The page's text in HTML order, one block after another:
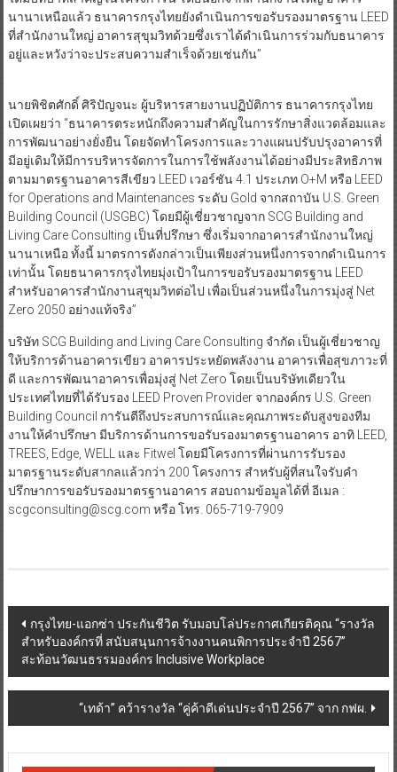
นานาเหนือแล้ว ธนาคารกรุงไทยยังดำเนินการขอรับรองมาตรฐาน LEED
ที่สำนักงานใหญ่ อาคารสุขุมวิทด้วยซึ่งเราได้ดำเนินการร่วมกับธนาคาร
อยู่และหวังว่าจะประสบความสำเร็จด้วยเช่นกัน”
นายพิชิตศักดิ์ ศิริปัญจนะ ผู้บริหารสายงานปฏิบัติการ ธนาคารกรุงไทย
เปิดเผยว่า “ธนาคารตระหนักถึงความสำคัญในการรักษาสิ่งแวดล้อมและ
การพัฒนาอย่างยั่งยืน โดยจัดทำโครงการและวางแผนปรับปรุงอาคารที่
มีอยู่เดิมให้มีการบริหารจัดการในการใช้พลังงานได้อย่างมีประสิทธิภาพ
ตามมาตรฐานอาคารสีเขียว LEED เวอร์ชัน 4.1 ประเภท O+M หรือ LEED
for Operations and Maintenances ระดับ Gold จากสถาบัน U.S. Green
Building Council (USGBC) โดยมีผู้เชี่ยวชาญจาก SCG Building and
Living Care Consulting เป็นที่ปรึกษา ซึ่งเริ่มจากอาคารสำนักงานใหญ่
นานาเหนือ ทั้งนี้ มาตรการดังกล่าวเป็นเพียงส่วนหนึ่งการจากดำเนินการ
เท่านั้น โดยธนาคารกรุงไทยมุ่งเป้าในการขอรับรองมาตรฐาน LEED
สำหรับอาคารสำนักงานสุขุมวิทต่อไป เพื่อเป็นส่วนหนึ่งในการมุ่งสู่ Net
Zero 2050 อย่างแท้จริง”
บริษัท SCG Building and Living Care Consulting จำกัด เป็นผู้เชี่ยวชาญ
ให้บริการด้านอาคารเขียว อาคารประหยัดพลังงาน อาคารเพื่อสุขภาวะที่
ดี และการพัฒนาอาคารเพื่อมุ่งสู่ Net Zero โดยเป็นบริษัทเดียวใน
ประเทศไทยที่ได้รับรอง LEED Proven Provider จากองค์กร U.S. Green
Building Council การันตีถึงประสบการณ์และคุณภาพระดับสูงของทีม
งานให้คำปรึกษา มีบริการด้านการขอรับรองมาตรฐานอาคาร อาทิ LEED,
TREES, Edge, WELL และ Fitwel โดยมีโครงการที่ผ่านการรับรอง
มาตรฐานระดับสากลแล้วกว่า 200 โครงการ สำหรับผู้ที่สนใจรับคำ
ปรึกษาการขอรับรองมาตรฐานอาคาร สอบถามข้อมูลได้ที่ อีเมล :
scgconsulting@scg.com หรือ โทร. 065-719-7909
Post
navigation
กรุงไทย-แอกซ่า ประกันชีวิต รับมอบโล่ประกาศเกียรติคุณ “รางวัล
สำหรับองค์กรที่ สนับสนุนการจ้างงานคนพิการประจำปี 2567”
สะท้อนวัฒนธรรมองค์กร Inclusive Workplace
“เทด้า” คว้ารางวัล “คู่ค้าดีเด่นประจำปี 2567” จาก กฟผ.